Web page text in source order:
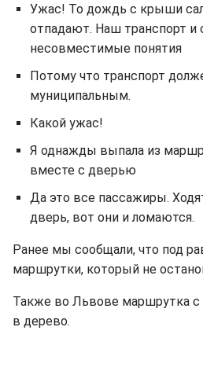
Ужас! То дождь с крыши
отпадают. Наш транспорт и
несовместимые понятия
Потому что транспорт
муниципальным.
Какой ужас!
Я однажды выпала из
вместе с дверью
Да это все пассажиры.
дверь, вот они и ломаются.
Ранее мы сообщали, что под
маршрутки, который не
Также во Львове маршрутка с
в дерево.